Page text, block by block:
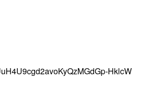
HklcW